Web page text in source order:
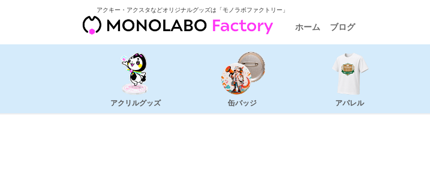
アクキー・アクスタなどオリジナルグッズは「モノラボファクトリー」
ホーム ブログ
アクリルグッズ 缶バッジ アパレル